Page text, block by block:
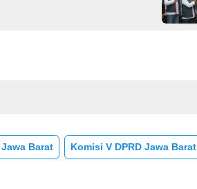
Barat Komisi V DPRD Jawa Barat